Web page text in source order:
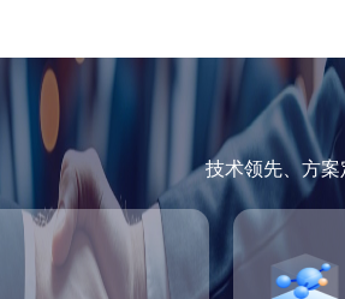
技术领先、方